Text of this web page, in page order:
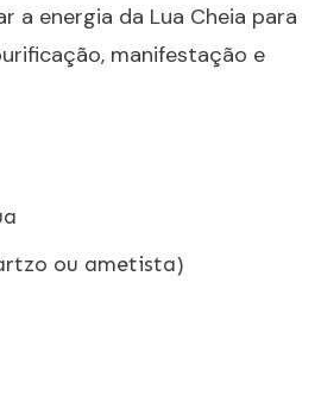
a energia da Lua Cheia para
manifestação e
ou ametista)